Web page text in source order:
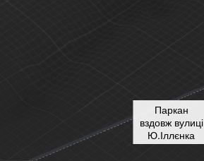
Паркан
вздовж вулиці
Ю.Іллєнка